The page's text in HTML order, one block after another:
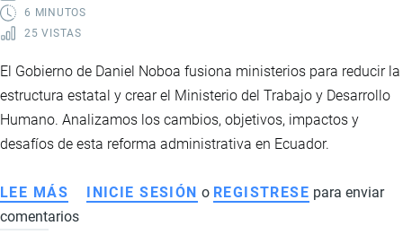
Y
EL
6 MINUTOS
25 VISTAS
El Gobierno de Daniel Noboa fusiona ministerios para reducir la
estructura estatal y crear el Ministerio del Trabajo y Desarrollo
Humano. Analizamos los cambios, objetivos, impactos y
desafíos de esta reforma administrativa en Ecuador.
LEE MÁS SOBRE
ECUADOR
INICIE SESIÓN o REGISTRESE para enviar
comentarios